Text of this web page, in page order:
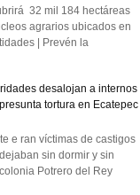
32 mil 184 hectáreas
agrarios ubicados en
| Prevén la
desalojan a internos
tortura en Ecatepec
e ran víctimas de castigos
sin dormir y sin
Potrero del Rey